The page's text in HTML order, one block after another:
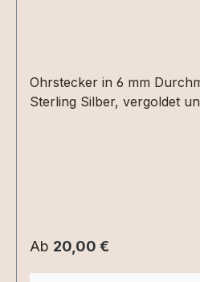
Ohrstecker in 6 mm
Sterling Silber, vergoldet
Regulärer Preis:
Ab 20,00 €